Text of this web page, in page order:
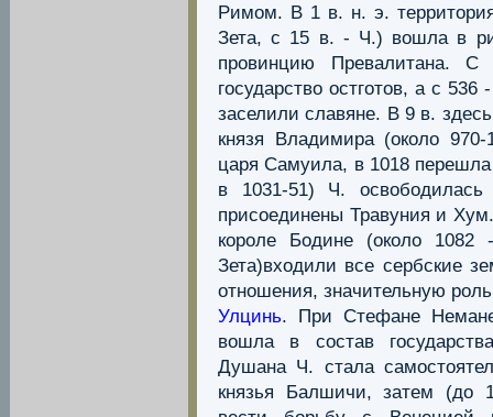
Римом. В 1 в. н. э.
Зета, с 15 в. - Ч.) вошла в
провинцию Превалитана.
государство остготов, а с
заселили славяне. В 9 в.
князя Владимира (около
царя Самуила, в 1018
в 1031-51) Ч.
присоединены Травуния и
короле Бодине (около
Зета)входили все сербские
отношения, значительную
Улцинь. При Стефане
вошла в состав
Душана Ч. стала
князья Балшичи, затем (до